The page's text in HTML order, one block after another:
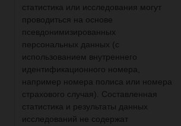
статистика или исследования могут
проводиться на основе
псевдонимизированных
персональных данных (с
использованием внутреннего
идентификационного номера,
например номера полиса или номера
страхового случая). Составленная
статистика и результаты данных
исследований не содержат